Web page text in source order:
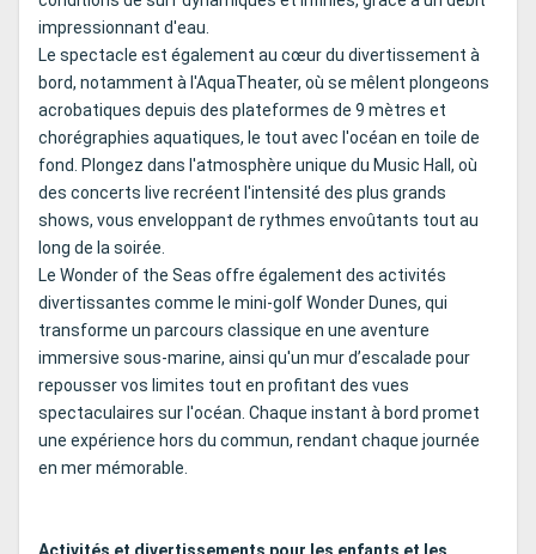
impressionnant d'eau.
Le spectacle est également au cœur du divertissement à
bord, notamment à l'AquaTheater, où se mêlent plongeons
acrobatiques depuis des plateformes de 9 mètres et
chorégraphies aquatiques, le tout avec l'océan en toile de
fond. Plongez dans l'atmosphère unique du Music Hall, où
des concerts live recréent l'intensité des plus grands
shows, vous enveloppant de rythmes envoûtants tout au
long de la soirée.
Le Wonder of the Seas offre également des activités
divertissantes comme le mini-golf Wonder Dunes, qui
transforme un parcours classique en une aventure
immersive sous-marine, ainsi qu'un mur d’escalade pour
repousser vos limites tout en profitant des vues
spectaculaires sur l'océan. Chaque instant à bord promet
une expérience hors du commun, rendant chaque journée
en mer mémorable.